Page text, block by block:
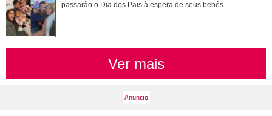
pausar a carreira: Não foi uma reação...
passarão o Dia dos Pais à espera de seus bebês
Ver mais